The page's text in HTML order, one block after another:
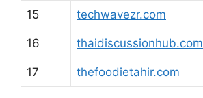
15 techwavezr.com
16 thaidiscussionhub.com
17 thefoodietahir.com